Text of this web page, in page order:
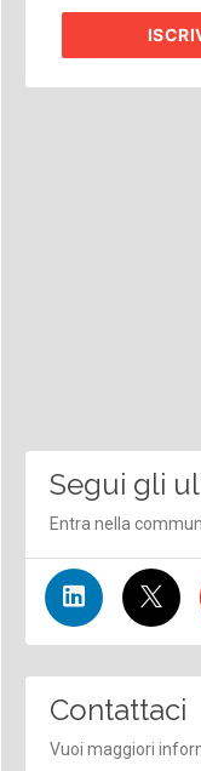
Segui gli
Entra nella
Contattaci
Vuoi maggiori